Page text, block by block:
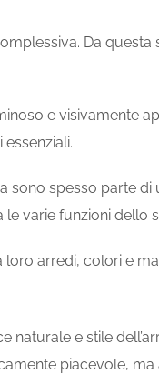
Da
e visivamente
spesso parte di
varie funzioni dello
arredi, colori e
naturale e stile
piacevole,